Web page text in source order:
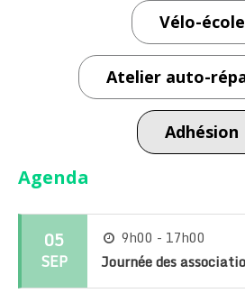
Vélo-école
Atelier auto-
Adhésion
Agenda
05
SEP
9h00 - 17h00
Journée des